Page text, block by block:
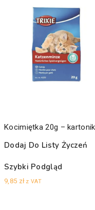
Kocimiętka 20g – kartonik
Dodaj Do Listy Życzeń
Szybki Podgląd
9,85 zł z VAT